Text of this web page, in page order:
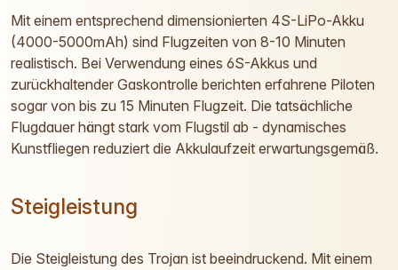
Mit einem entsprechend dimensionierten 4S-LiPo-Akku
(4000-5000mAh) sind Flugzeiten von 8-10 Minuten
realistisch. Bei Verwendung eines 6S-Akkus und
zurückhaltender Gaskontrolle berichten erfahrene Piloten
sogar von bis zu 15 Minuten Flugzeit. Die tatsächliche
Flugdauer hängt stark vom Flugstil ab - dynamisches
Kunstfliegen reduziert die Akkulaufzeit erwartungsgemäß.
Steigleistung
Die Steigleistung des Trojan ist beeindruckend. Mit einem